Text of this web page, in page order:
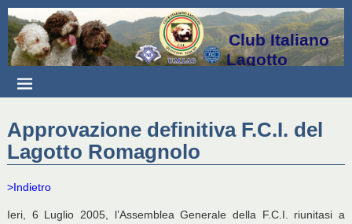
Club Italiano
Lagotto
Approvazione definitiva F.C.I. del
Lagotto Romagnolo
>Indietro
Ieri, 6 Luglio 2005, l’Assemblea Generale della F.C.I. riunitasi a